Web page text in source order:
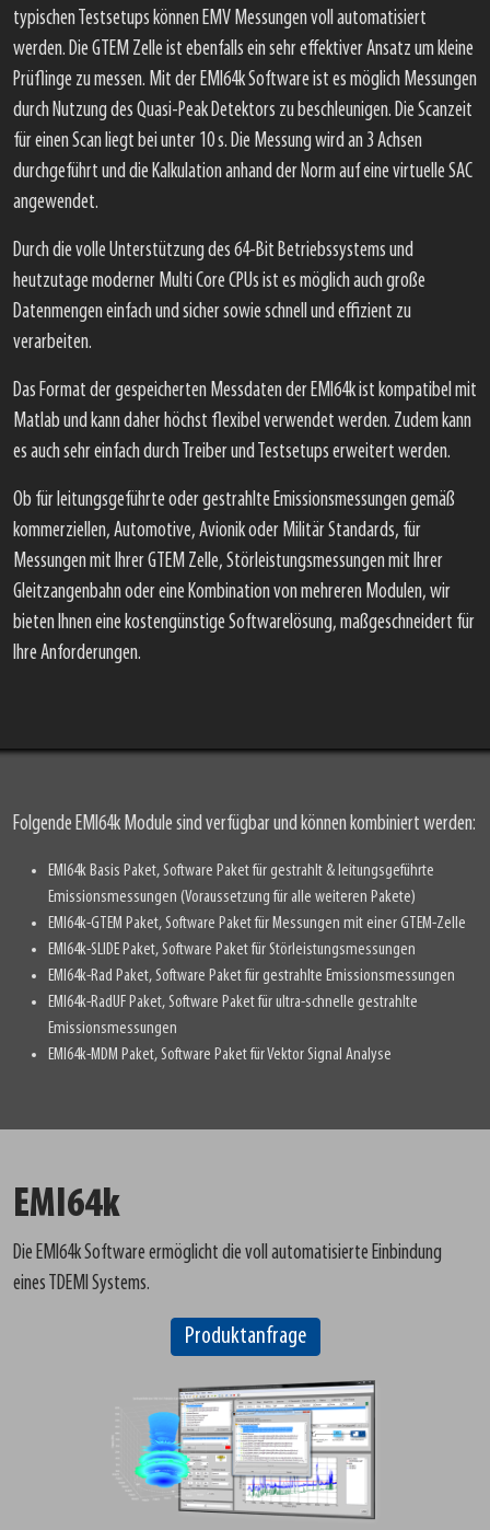
typischen Testsetups können EMV Messungen voll automatisiert
werden. Die GTEM Zelle ist ebenfalls ein sehr effektiver Ansatz um kleine
Prüflinge zu messen. Mit der EMI64k Software ist es möglich Messungen
durch Nutzung des Quasi-Peak Detektors zu beschleunigen. Die Scanzeit
für einen Scan liegt bei unter 10 s. Die Messung wird an 3 Achsen
durchgeführt und die Kalkulation anhand der Norm auf eine virtuelle SAC
angewendet.
Durch die volle Unterstützung des 64-Bit Betriebssystems und
heutzutage moderner Multi Core CPUs ist es möglich auch große
Datenmengen einfach und sicher sowie schnell und effizient zu
verarbeiten.
Das Format der gespeicherten Messdaten der EMI64k ist kompatibel mit
Matlab und kann daher höchst flexibel verwendet werden. Zudem kann
es auch sehr einfach durch Treiber und Testsetups erweitert werden.
Ob für leitungsgeführte oder gestrahlte Emissionsmessungen gemäß
kommerziellen, Automotive, Avionik oder Militär Standards, für
Messungen mit Ihrer GTEM Zelle, Störleistungsmessungen mit Ihrer
Gleitzangenbahn oder eine Kombination von mehreren Modulen, wir
bieten Ihnen eine kostengünstige Softwarelösung, maßgeschneidert für
Ihre Anforderungen.
Folgende EMI64k Module sind verfügbar und können kombiniert werden:
EMI64k Basis Paket, Software Paket für gestrahlt & leitungsgeführte
Emissionsmessungen (Voraussetzung für alle weiteren Pakete)
EMI64k-GTEM Paket, Software Paket für Messungen mit einer GTEM-Zelle
EMI64k-SLIDE Paket, Software Paket für Störleistungsmessungen
EMI64k-Rad Paket, Software Paket für gestrahlte Emissionsmessungen
EMI64k-RadUF Paket, Software Paket für ultra-schnelle gestrahlte
Emissionsmessungen
EMI64k-MDM Paket, Software Paket für Vektor Signal Analyse
EMI64k
Die EMI64k Software ermöglicht die voll automatisierte Einbindung
eines TDEMI Systems.
Produktanfrage